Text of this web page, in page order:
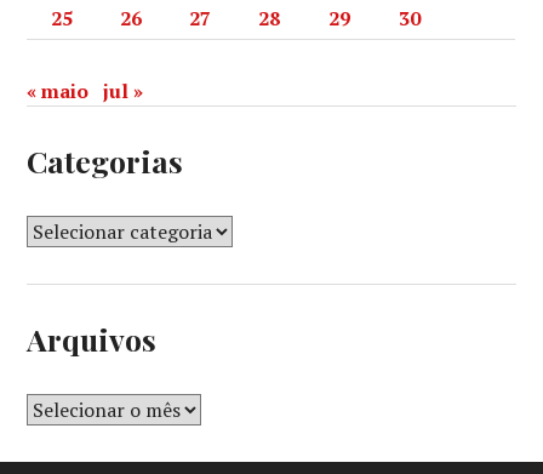
25
26 27 28 29 30
« maio jul »
Categorias
Arquivos